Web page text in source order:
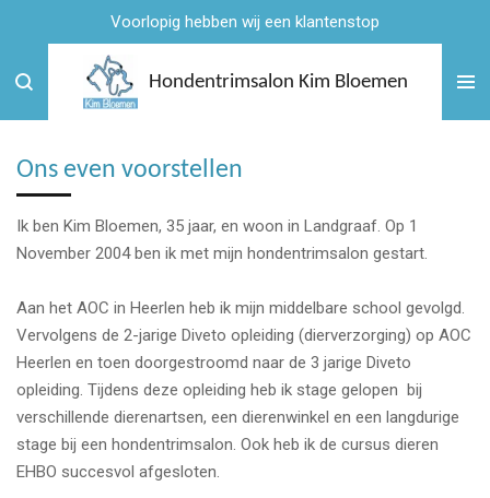
naar
Hondentrimsalon Kim Bloemen
Voorlopig hebben wij een klantenstop
Ons even voorstellen
Ik ben Kim Bloemen, 35 jaar, en woon in Landgraaf. Op 1
November 2004 ben ik met mijn hondentrimsalon gestart.
Aan het AOC in Heerlen heb ik mijn middelbare school gevolgd.
Vervolgens de 2-jarige Diveto opleiding (dierverzorging) op AOC
Heerlen en toen doorgestroomd naar de 3 jarige Diveto
opleiding. Tijdens deze opleiding heb ik stage gelopen bij
verschillende dierenartsen, een dierenwinkel en een langdurige
stage bij een hondentrimsalon. Ook heb ik de cursus dieren
EHBO succesvol afgesloten.